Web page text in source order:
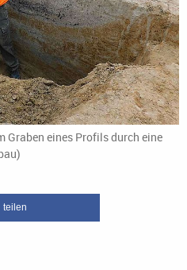
Graben eines Profils durch eine
teilen